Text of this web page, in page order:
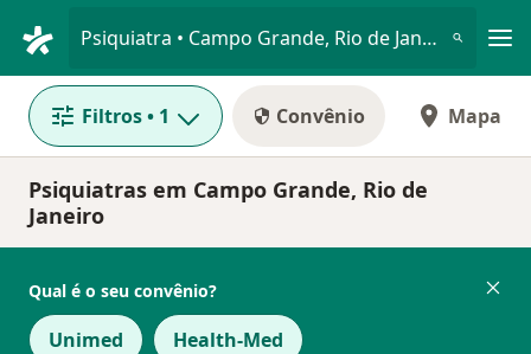
Psiquiatra • Campo Grande, Rio de Janeiro, Rio de Janeiro RJ
Filtros• 1 Convênio Mapa
Psiquiatras em Campo Grande, Rio de
Janeiro
Qual é o seu convênio?
Unimed Health-Med